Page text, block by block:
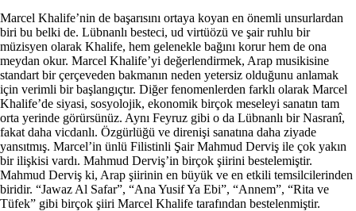
Marcel Khalife’nin de başarısını ortaya koyan en önemli unsurlardan
biri bu belki de. Lübnanlı besteci, ud virtüözü ve şair ruhlu bir
müzisyen olarak Khalife, hem gelenekle bağını korur hem de ona
meydan okur. Marcel Khalife’yi değerlendirmek, Arap musikisine
standart bir çerçeveden bakmanın neden yetersiz olduğunu anlamak
için verimli bir başlangıçtır. Diğer fenomenlerden farklı olarak Marcel
Khalife’de siyasi, sosyolojik, ekonomik birçok meseleyi sanatın tam
orta yerinde görürsünüz. Aynı Feyruz gibi o da Lübnanlı bir Nasranî,
fakat daha vicdanlı. Özgürlüğü ve direnişi sanatına daha ziyade
yansıtmış. Marcel’in ünlü Filistinli Şair Mahmud Derviş ile çok yakın
bir ilişkisi vardı. Mahmud Derviş’in birçok şiirini bestelemiştir.
Mahmud Derviş ki, Arap şiirinin en büyük ve en etkili temsilcilerinden
biridir. “Jawaz Al Safar”, “Ana Yusif Ya Ebi”, “Annem”, “Rita ve
Tüfek” gibi birçok şiiri Marcel Khalife tarafından bestelenmiştir.